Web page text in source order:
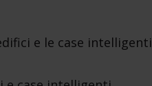
e le case intelligenti